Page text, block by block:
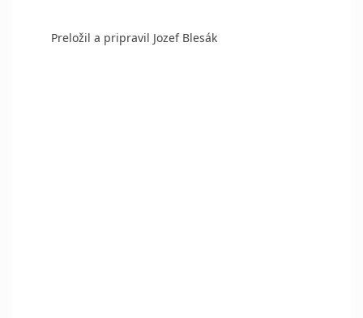
Preložil a pripravil Jozef Blesák